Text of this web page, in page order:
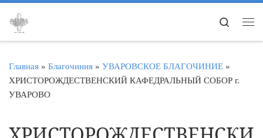
Перейти к содержимому
Search
Главная » Благочиния » УВАРОВСКОЕ БЛАГОЧИНИЕ »
ХРИСТОРОЖДЕСТВЕНСКИЙ КАФЕДРАЛЬНЫЙ СОБОР г.
УВАРОВО